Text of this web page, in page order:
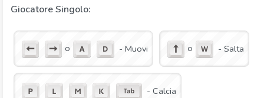
Giocatore Singolo:
o - Muovi o - Salta
- Calcia